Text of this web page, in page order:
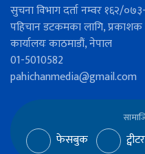
सुचना विभाग दर्ता नम्वर १६२/
पहिचान डटकमका लागि, प्रकाशक
कार्यालयः काठमाडौं, नेपाल
01-5010582
pahichanmedia@gmail.com
फेसबुक ट्वीटर